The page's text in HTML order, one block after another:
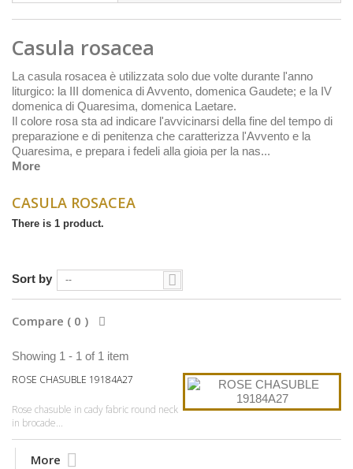
Casula rosacea
La casula rosacea è utilizzata solo due volte durante l'anno
liturgico: la III domenica di Avvento, domenica Gaudete; e la IV
domenica di Quaresima, domenica Laetare.
Il colore rosa sta ad indicare l'avvicinarsi della fine del tempo di
preparazione e di penitenza che caratterizza l'Avvento e la
Quaresima, e prepara i fedeli alla gioia per la nas...
More
CASULA ROSACEA
There is 1 product.
Sort by --
Compare ( 0 )
Showing 1 - 1 of 1 item
ROSE CHASUBLE 19184A27
Rose chasuble in cady fabric round neck
in brocade...
More